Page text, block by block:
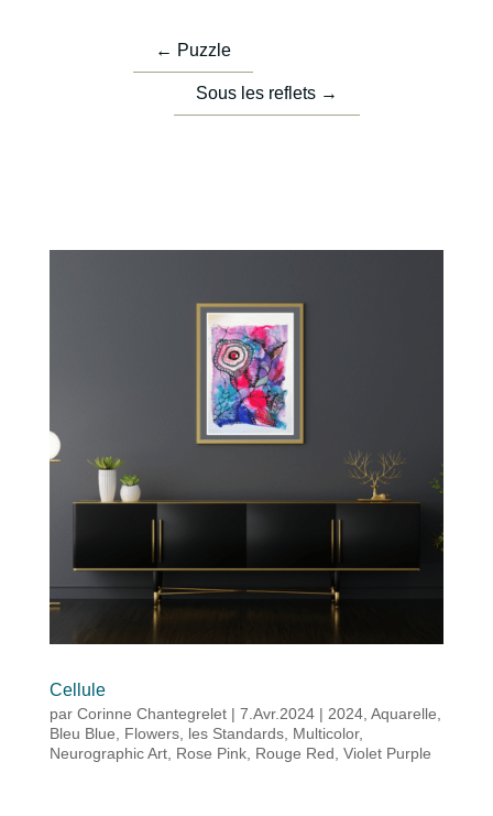
← Puzzle
Sous les reflets →
Cellule
par Corinne Chantegrelet| 7.Avr.2024| 2024, Aquarelle,
Bleu Blue, Flowers, les Standards, Multicolor,
Neurographic Art, Rose Pink, Rouge Red, Violet Purple